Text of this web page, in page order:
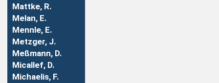
Mattke, R.
Melan, E.
Mennle, E.
Metzger, J.
Meßmann, D.
Micallef, D.
Michaelis, F.